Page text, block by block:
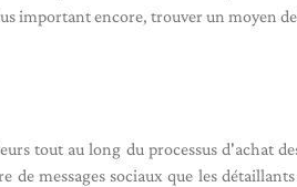
important encore, trouver un moyen
tout au long du processus d'achat
de messages sociaux que les